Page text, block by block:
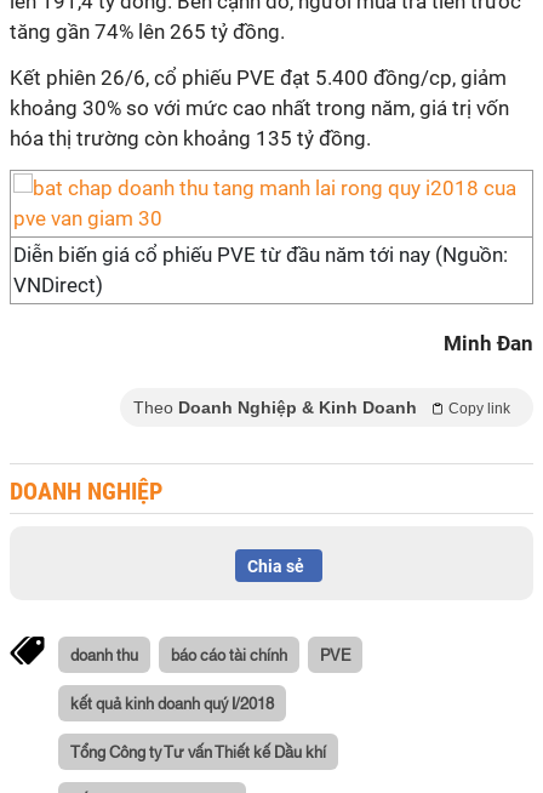
tăng gần 74% lên 265 tỷ đồng.
Kết phiên 26/6, cổ phiếu PVE đạt 5.400 đồng/cp, giảm
khoảng 30% so với mức cao nhất trong năm, giá trị vốn
hóa thị trường còn khoảng 135 tỷ đồng.
Diễn biến giá cổ phiếu PVE từ đầu năm tới nay (Nguồn:
VNDirect)
Minh Đan
Theo Doanh Nghiệp & Kinh Doanh Copy link
DOANH NGHIỆP
Chia sẻ
doanh thu báo cáo tài chính PVE
kết quả kinh doanh quý I/2018
Tổng Công ty Tư vấn Thiết kế Dầu khí